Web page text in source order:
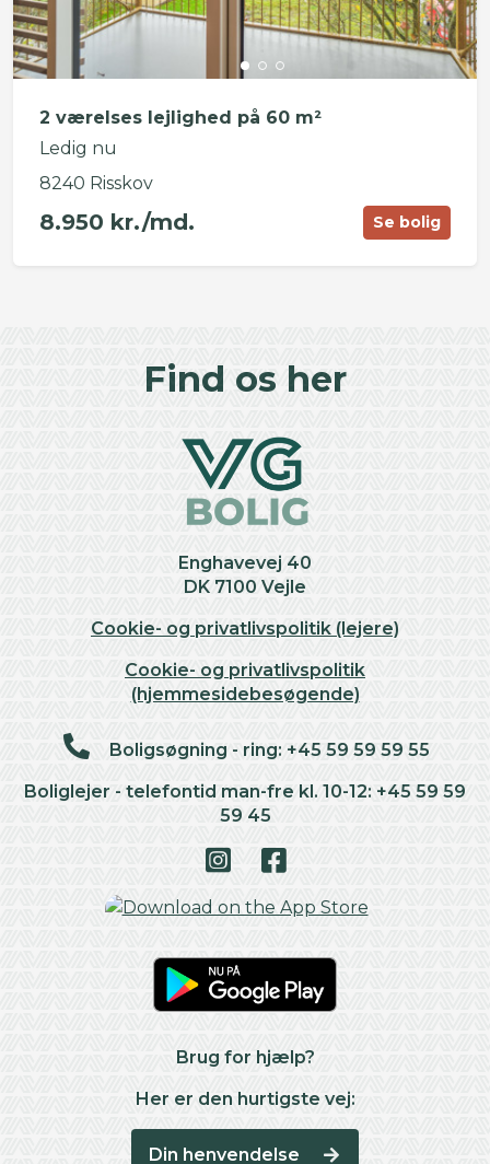
2 værelses lejlighed på 60 m²
Ledig nu
8240 Risskov
8.950 kr./md. Se bolig
Find os her
Enghavevej 40
DK 7100 Vejle
Cookie- og privatlivspolitik (lejere)
Cookie- og privatlivspolitik
(hjemmesidebesøgende)
Boligsøgning - ring: +45 59 59 59 55
Boliglejer - telefontid man-fre kl. 10-12: +45 59 59
59 45
Brug for hjælp?
Her er den hurtigste vej:
Din henvendelse